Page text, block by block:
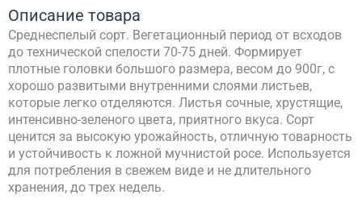
Описание товара
Среднеспелый сорт. Вегетационный период от всходов
до технической спелости 70-75 дней. Формирует
плотные головки большого размера, весом до 900г, с
хорошо развитыми внутренними слоями листьев,
которые легко отделяются. Листья сочные, хрустящие,
интенсивно-зеленого цвета, приятного вкуса. Сорт
ценится за высокую урожайность, отличную товарность
и устойчивость к ложной мучнистой росе. Используется
для потребления в свежем виде и не длительного
хранения, до трех недель.